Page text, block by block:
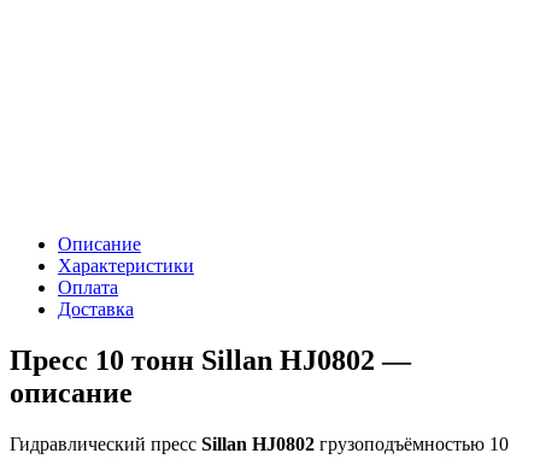
Описание
Характеристики
Оплата
Доставка
Пресс 10 тонн Sillan HJ0802 —
описание
Гидравлический пресс Sillan HJ0802 грузоподъёмностью 10